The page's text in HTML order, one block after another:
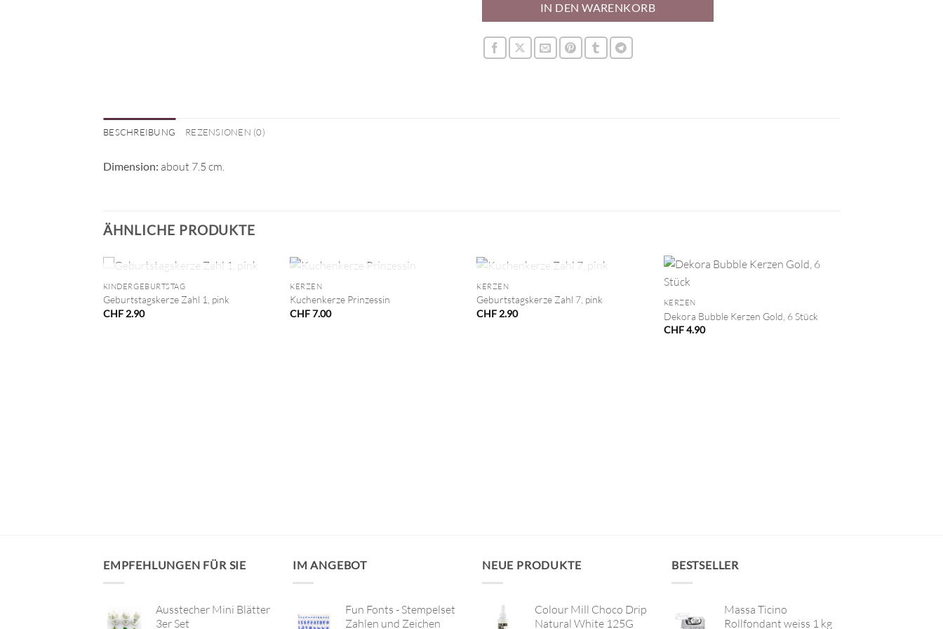
IN DEN WARENKORB
BESCHREIBUNG REZENSIONEN (0)
Dimension: about 7.5 cm.
ÄHNLICHE PRODUKTE
+
NICHT VORRÄTIG
KINDERGEBURTSTAG
Geburtstagskerze Zahl 1, pink
CHF2.90
+
KERZEN
Kuchenkerze Prinzessin
CHF7.00
+
KERZEN
Geburtstagskerze Zahl 7, pink
CHF 2.90
KERZEN
Dekora Bubble Kerzen Gold, 6 Stück
CHF4.90
EMPFEHLUNGEN FÜR SIE
Ausstecher Mini Blätter
3er Set
IM ANGEBOT
Fun Fonts - Stempelset
Zahlen und Zeichen
NEUE PRODUKTE
Colour Mill Choco Drip
Natural White 125G
BESTSELLER
Massa Ticino
Rollfondant weiss 1 kg